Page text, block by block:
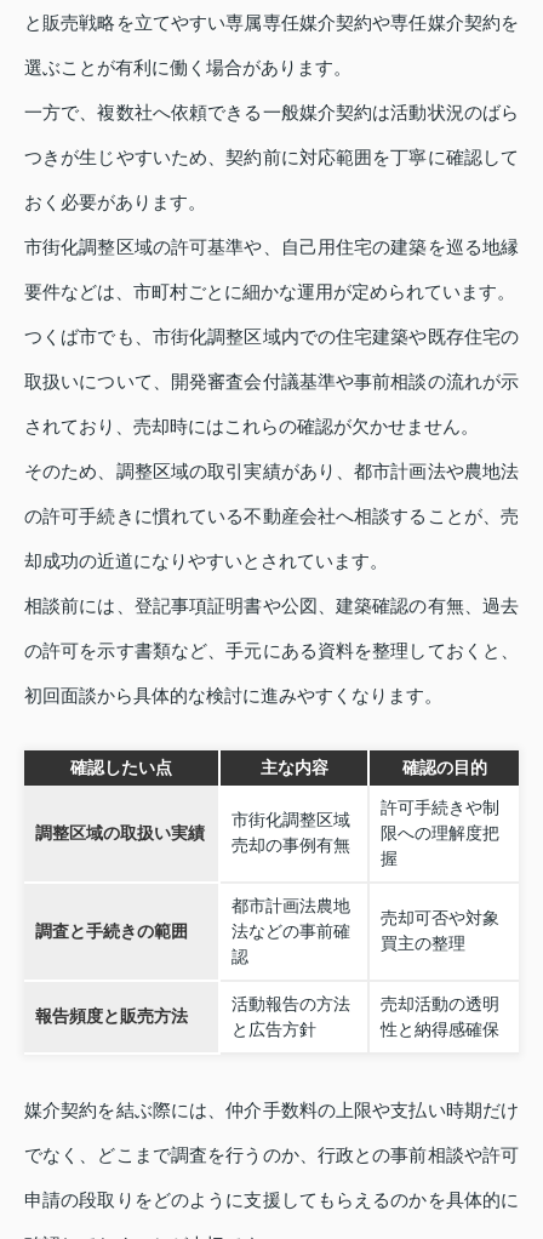
と販売戦略を立てやすい専属専任媒介契約や専任媒介契約を
選ぶことが有利に働く場合があります。
一方で、複数社へ依頼できる一般媒介契約は活動状況のばら
つきが生じやすいため、契約前に対応範囲を丁寧に確認して
おく必要があります。
市街化調整区域の許可基準や、自己用住宅の建築を巡る地縁
要件などは、市町村ごとに細かな運用が定められています。
つくば市でも、市街化調整区域内での住宅建築や既存住宅の
取扱いについて、開発審査会付議基準や事前相談の流れが示
されており、売却時にはこれらの確認が欠かせません。
そのため、調整区域の取引実績があり、都市計画法や農地法
の許可手続きに慣れている不動産会社へ相談することが、売
却成功の近道になりやすいとされています。
相談前には、登記事項証明書や公図、建築確認の有無、過去
の許可を示す書類など、手元にある資料を整理しておくと、
初回面談から具体的な検討に進みやすくなります。
確認したい点 主な内容 確認の目的
調整区域の取扱い実績
市街化調整区域
売却の事例有無
許可手続きや制
限への理解度把
握
調査と手続きの範囲
都市計画法農地
法などの事前確
認
売却可否や対象
買主の整理
報告頻度と販売方法
活動報告の方法
と広告方針
売却活動の透明
性と納得感確保
媒介契約を結ぶ際には、仲介手数料の上限や支払い時期だけ
でなく、どこまで調査を行うのか、行政との事前相談や許可
申請の段取りをどのように支援してもらえるのかを具体的に